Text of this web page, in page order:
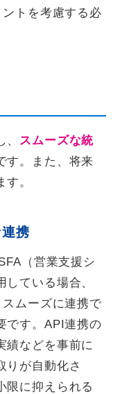
トを考慮する必
スムーズな統
す。また、将来
。
携
（営業支援シ
ている場合、
ムーズに連携で
です。API連携の
績などを事前に
りが自動化さ
限に抑えられる